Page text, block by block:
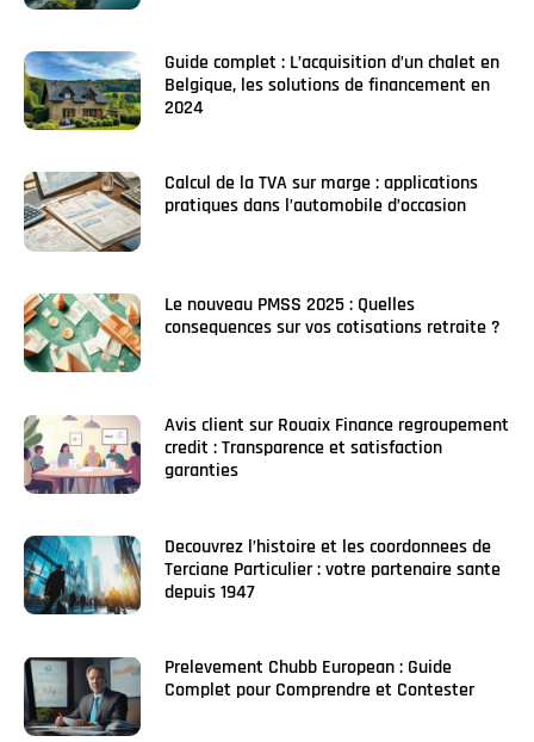
Guide complet : L’acquisition d’un chalet en
Belgique, les solutions de financement en
2024
Calcul de la TVA sur marge : applications
pratiques dans l’automobile d’occasion
Le nouveau PMSS 2025 : Quelles
consequences sur vos cotisations retraite ?
Avis client sur Rouaix Finance regroupement
credit : Transparence et satisfaction
garanties
Decouvrez l’histoire et les coordonnees de
Terciane Particulier : votre partenaire sante
depuis 1947
Prelevement Chubb European : Guide
Complet pour Comprendre et Contester